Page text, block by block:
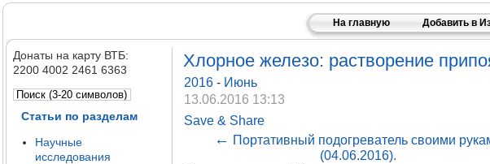
На главную Добавить в
Донаты на карту ВТБ:
2200 4002 2461 6363
Статьи по разделам
Научные
исследования
Хлорное железо: растворение
2016 - Июнь
13.06.2016 13:13
Save & Share
← Портативный подогреватель своими
(04.06.2016).